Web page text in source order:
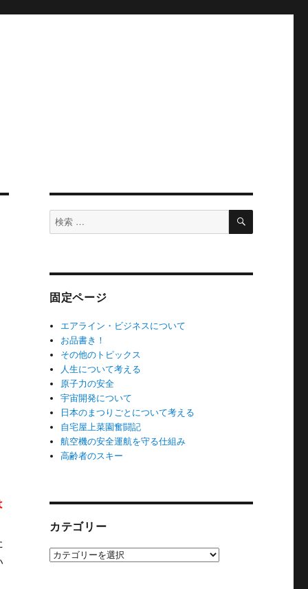
検
索
検
固定ページ
エアライン・ビジネスについて
お品書き！
その他のトピックス
人生について考える
原子力の安全
宇宙開発について
日本のまつりごとについて考える
自宅屋上菜園奮闘記
航空機の安全運航を守る仕組み
高齢者のスキー
カテゴリー
カ